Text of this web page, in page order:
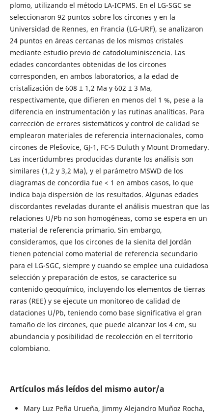
plomo, utilizando el método LA-ICPMS. En el LG-SGC se
seleccionaron 92 puntos sobre los circones y en la
Universidad de Rennes, en Francia (LG-URF), se analizaron
24 puntos en áreas cercanas de los mismos cristales
mediante estudio previo de catodoluminiscencia. Las
edades concordantes obtenidas de los circones
corresponden, en ambos laboratorios, a la edad de
cristalización de 608 ± 1,2 Ma y 602 ± 3 Ma,
respectivamente, que difieren en menos del 1 %, pese a la
diferencia en instrumentación y las rutinas analíticas. Para
corrección de errores sistemáticos y control de calidad se
emplearon materiales de referencia internacionales, como
circones de Plešovice, GJ-1, FC-5 Duluth y Mount Dromedary.
Las incertidumbres producidas durante los análisis son
similares (1,2 y 3,2 Ma), y el parámetro MSWD de los
diagramas de concordia fue < 1 en ambos casos, lo que
indica baja dispersión de los resultados. Algunas edades
discordantes reveladas durante el análisis muestran que las
relaciones U/Pb no son homogéneas, como se espera en un
material de referencia primario. Sin embargo,
consideramos, que los circones de la sienita del Jordán
tienen potencial como material de referencia secundario
para el LG-SGC, siempre y cuando se emplee una cuidadosa
selección y preparación de estos, se caracterice su
contenido geoquímico, incluyendo los elementos de tierras
raras (REE) y se ejecute un monitoreo de calidad de
dataciones U/Pb, teniendo como base significativa el gran
tamaño de los circones, que puede alcanzar los 4 cm, su
abundancia y posibilidad de recolección en el territorio
colombiano.
Artículos más leídos del mismo autor/a
Mary Luz Peña Urueña, Jimmy Alejandro Muñoz Rocha,